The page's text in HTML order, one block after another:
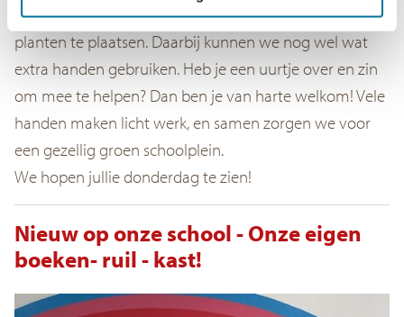
leerlingenvan groep 7/8 aan de slag om nieuwe
planten te plaatsen. Daarbij kunnen we nog wel wat
extra handen gebruiken. Heb je een uurtje over en zin
om mee te helpen? Dan ben je van harte welkom! Vele
handen maken licht werk, en samen zorgen we voor
een gezellig groen schoolplein.
We hopen jullie donderdag te zien!
Nieuw op onze school - Onze eigen
boeken- ruil - kast!